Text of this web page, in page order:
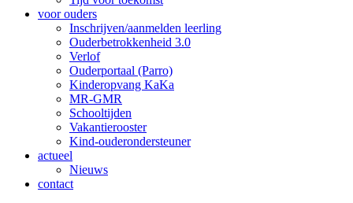
voor ouders
Inschrijven/aanmelden leerling
Ouderbetrokkenheid 3.0
Verlof
Ouderportaal (Parro)
Kinderopvang KaKa
MR-GMR
Schooltijden
Vakantierooster
Kind-ouderondersteuner
actueel
Nieuws
contact